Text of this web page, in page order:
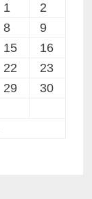
1
2
8
9
15
16
22
23
29
30